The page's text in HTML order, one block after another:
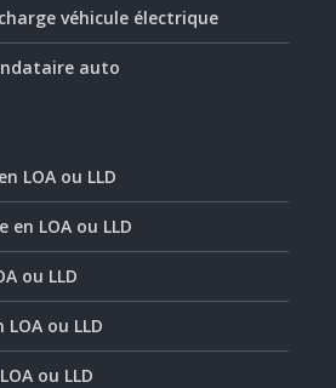
véhicule électrique
auto
LOA ou LLD
en LOA ou LLD
ou LLD
ou LLD
ou LLD